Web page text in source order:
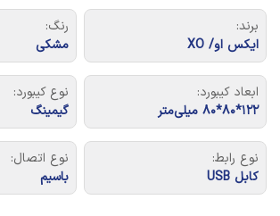
برند:
ایکس او/ XO
رنگ:
مشکی
ابعاد کیبورد:
۱۲۲*۸۰*۸۰ میلی‌متر
نوع کیبورد:
گیمینگ
نوع رابط:
کابل USB
نوع اتصال:
باسیم